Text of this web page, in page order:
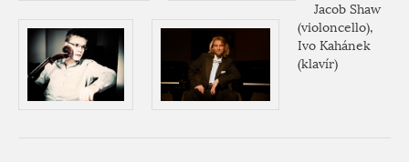
Jacob Shaw
(violoncello),
Ivo Kahánek
(klavír)